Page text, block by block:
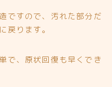
ですので、汚れた部分だ
戻ります。
で、原状回復も早くでき